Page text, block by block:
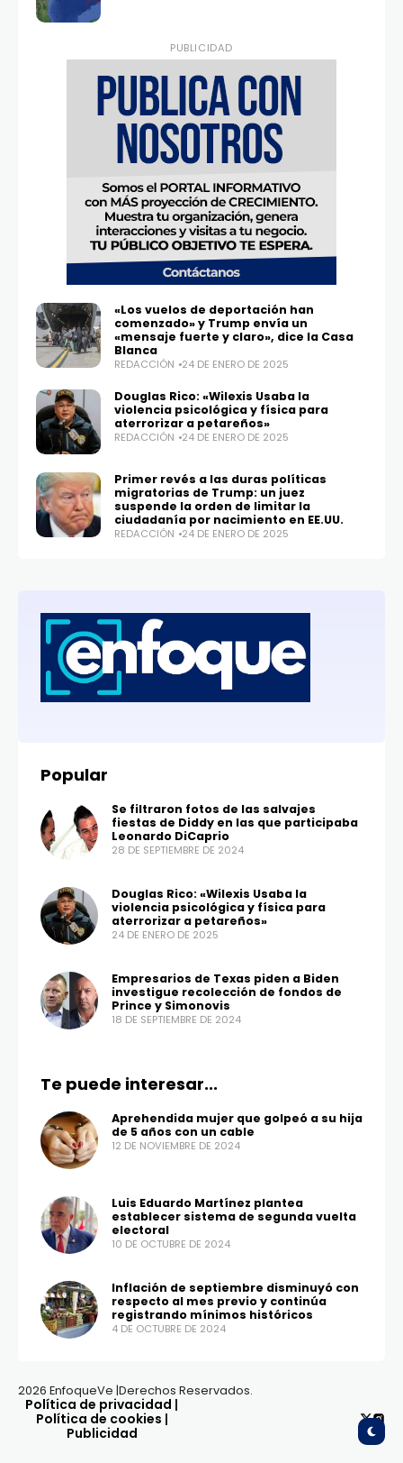
PUBLICIDAD
«Los vuelos de deportación han
comenzado» y Trump envía un
«mensaje fuerte y claro», dice la Casa
Blanca
REDACCIÓN 24 DE ENERO DE 2025
Douglas Rico: «Wilexis Usaba la
violencia psicológica y física para
aterrorizar a petareños»
REDACCIÓN 24 DE ENERO DE 2025
Primer revés a las duras políticas
migratorias de Trump: un juez
suspende la orden de limitar la
ciudadanía por nacimiento en EE.UU.
REDACCIÓN 24 DE ENERO DE 2025
Popular
Se filtraron fotos de las salvajes
fiestas de Diddy en las que participaba
Leonardo DiCaprio
28 DE SEPTIEMBRE DE 2024
Douglas Rico: «Wilexis Usaba la
violencia psicológica y física para
aterrorizar a petareños»
24 DE ENERO DE 2025
Empresarios de Texas piden a Biden
investigue recolección de fondos de
Prince y Simonovis
18 DE SEPTIEMBRE DE 2024
Te puede interesar...
Aprehendida mujer que golpeó a su hija
de 5 años con un cable
12 DE NOVIEMBRE DE 2024
Luis Eduardo Martínez plantea
establecer sistema de segunda vuelta
electoral
10 DE OCTUBRE DE 2024
Inflación de septiembre disminuyó con
respecto al mes previo y continúa
registrando mínimos históricos
4 DE OCTUBRE DE 2024
2026 EnfoqueVe |Derechos Reservados.
Política de privacidad |
Política de cookies |
Publicidad